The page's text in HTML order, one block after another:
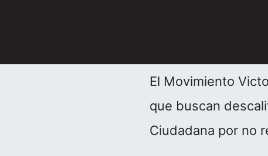
El Movimiento
que buscan
Ciudadana por no